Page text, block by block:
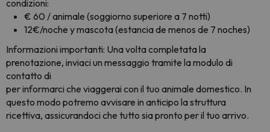
condizioni:
€ 60 / animale (soggiorno superiore a 7 notti)
12€/noche y mascota (estancia de menos de 7 noches)
Informazioni importanti: Una volta completata la
prenotazione, inviaci un messaggio tramite la modulo di
contatto di
per informarci che viaggerai con il tuo animale domestico. In
questo modo potremo avvisare in anticipo la struttura
ricettiva, assicurandoci che tutto sia pronto per il tuo arrivo.